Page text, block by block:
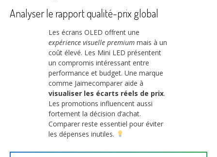
Analyser le rapport qualité-prix global
Les écrans OLED offrent une
expérience visuelle premium mais à un
coût élevé. Les Mini LED présentent
un compromis intéressant entre
performance et budget. Une marque
comme Jaimecomparer aide à
visualiser les écarts réels de prix.
Les promotions influencent aussi
fortement la décision d’achat.
Comparer reste essentiel pour éviter
les dépenses inutiles.